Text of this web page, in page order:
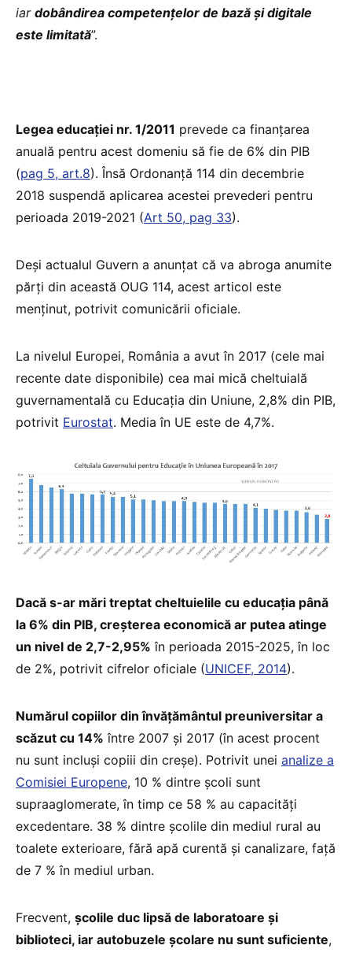
iar dobândirea competențelor de bază și digitale
este limitată”.
Legea educației nr. 1/2011 prevede ca finanțarea
anuală pentru acest domeniu să fie de 6% din PIB
(pag 5, art.8). Însă Ordonanță 114 din decembrie
2018 suspendă aplicarea acestei prevederi pentru
perioada 2019-2021 (Art 50, pag 33).
Deși actualul Guvern a anunțat că va abroga anumite
părți din această OUG 114, acest articol este
menținut, potrivit comunicării oficiale.
La nivelul Europei, România a avut în 2017 (cele mai
recente date disponibile) cea mai mică cheltuială
guvernamentală cu Educația din Uniune, 2,8% din PIB,
potrivit Eurostat. Media în UE este de 4,7%.
Dacă s-ar mări treptat cheltuielile cu educaţia până
la 6% din PIB, creşterea economică ar putea atinge
un nivel de 2,7-2,95% în perioada 2015-2025, în loc
de 2%, potrivit cifrelor oficiale (UNICEF, 2014).
Numărul copiilor din învățământul preuniversitar a
scăzut cu 14% între 2007 și 2017 (în acest procent
nu sunt incluși copiii din creșe). Potrivit unei analize a
Comisiei Europene, 10 % dintre școli sunt
supraaglomerate, în timp ce 58 % au capacități
excedentare. 38 % dintre școlile din mediul rural au
toalete exterioare, fără apă curentă și canalizare, față
de 7 % în mediul urban.
Frecvent, școlile duc lipsă de laboratoare și
biblioteci, iar autobuzele școlare nu sunt suficiente,